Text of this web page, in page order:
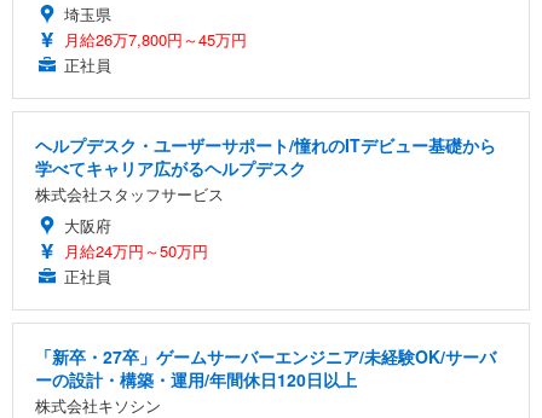
埼玉県
月給26万7,800円～45万円
正社員
ヘルプデスク・ユーザーサポート/憧れのITデビュー基礎から
学べてキャリア広がるヘルプデスク
株式会社スタッフサービス
大阪府
月給24万円～50万円
正社員
「新卒・27卒」ゲームサーバーエンジニア/未経験OK/サーバ
ーの設計・構築・運用/年間休日120日以上
株式会社キソシン